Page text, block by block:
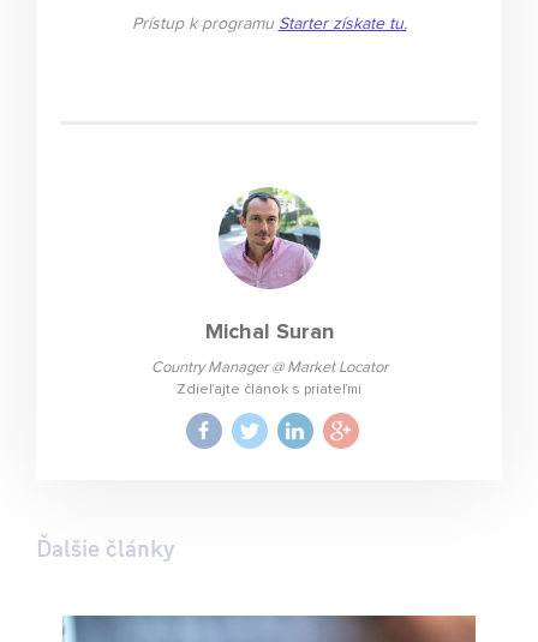
Prístup k programu Starter získate tu.
Michal Suran
Country Manager @ Market Locator
Zdieľajte článok s priateľmi
Ďalšie články